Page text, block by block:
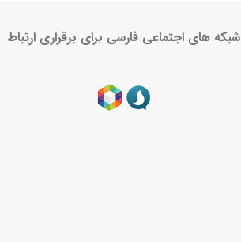
شبکه های اجتماعی فارسی برای برقراری ارتباط